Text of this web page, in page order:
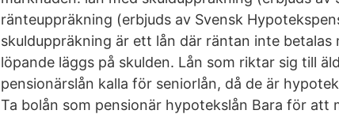
ränteuppräkning (erbjuds av Svensk
skulduppräkning är ett lån där räntan inte betalas
löpande läggs på skulden. Lån som riktar sig till
pensionärslån kalla för seniorlån, då de är
Ta bolån som pensionär hypotekslån Bara för att